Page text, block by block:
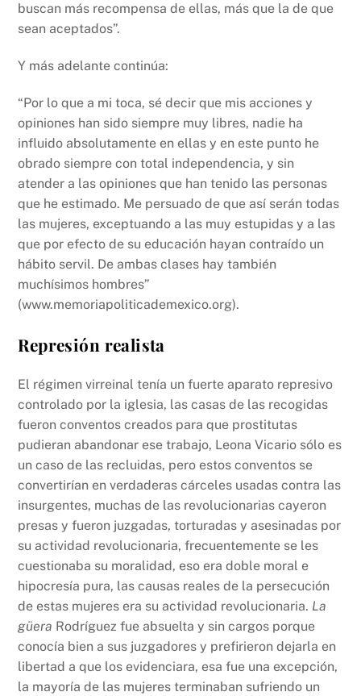
buscan más recompensa de ellas, más que la de que
sean aceptados”.
Y más adelante continúa:
“Por lo que a mi toca, sé decir que mis acciones y
opiniones han sido siempre muy libres, nadie ha
influido absolutamente en ellas y en este punto he
obrado siempre con total independencia, y sin
atender a las opiniones que han tenido las personas
que he estimado. Me persuado de que así serán todas
las mujeres, exceptuando a las muy estupidas y a las
que por efecto de su educación hayan contraído un
hábito servil. De ambas clases hay también
muchísimos hombres”
(www.memoriapoliticademexico.org).
Represión realista
El régimen virreinal tenía un fuerte aparato represivo
controlado por la iglesia, las casas de las recogidas
fueron conventos creados para que prostitutas
pudieran abandonar ese trabajo, Leona Vicario sólo es
un caso de las recluidas, pero estos conventos se
convertirían en verdaderas cárceles usadas contra las
insurgentes, muchas de las revolucionarias cayeron
presas y fueron juzgadas, torturadas y asesinadas por
su actividad revolucionaria, frecuentemente se les
cuestionaba su moralidad, eso era doble moral e
hipocresía pura, las causas reales de la persecución
de estas mujeres era su actividad revolucionaria. La
güera Rodríguez fue absuelta y sin cargos porque
conocía bien a sus juzgadores y prefirieron dejarla en
libertad a que los evidenciara, esa fue una excepción,
la mayoría de las mujeres terminaban sufriendo un